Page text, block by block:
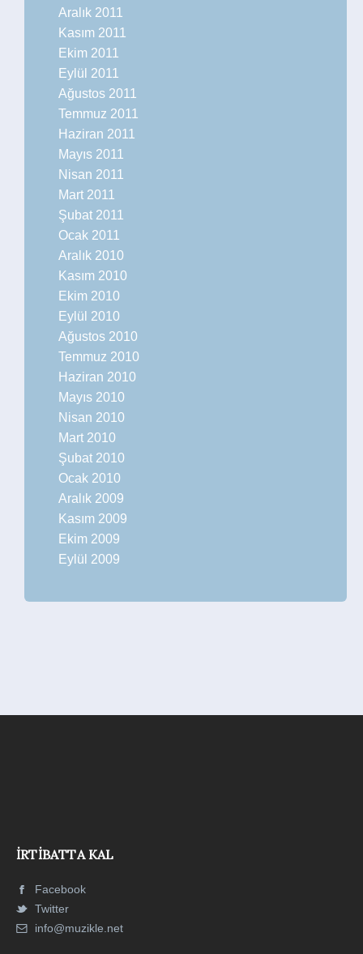
Aralık 2011
Kasım 2011
Ekim 2011
Eylül 2011
Ağustos 2011
Temmuz 2011
Haziran 2011
Mayıs 2011
Nisan 2011
Mart 2011
Şubat 2011
Ocak 2011
Aralık 2010
Kasım 2010
Ekim 2010
Eylül 2010
Ağustos 2010
Temmuz 2010
Haziran 2010
Mayıs 2010
Nisan 2010
Mart 2010
Şubat 2010
Ocak 2010
Aralık 2009
Kasım 2009
Ekim 2009
Eylül 2009
İRTIBATTA KAL
Facebook
Twitter
info@muzikle.net